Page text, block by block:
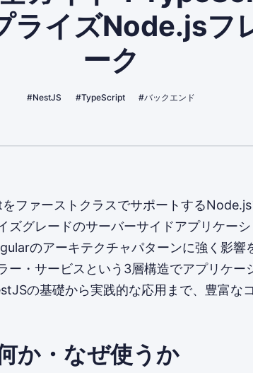
ライズNode.jsフ
ーク
#NestJS #TypeScript #バックエンド
ファーストクラスでサポートするNode.js
ズグレードのサーバーサイドアプリケー
のアーキテクチャパターンに強く影響
ー・サービスという3層構造でアプリケー
の基礎から実践的な応用まで、豊富な
か・なぜ使うか